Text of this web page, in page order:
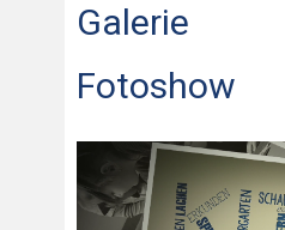
Galerie
Fotoshow